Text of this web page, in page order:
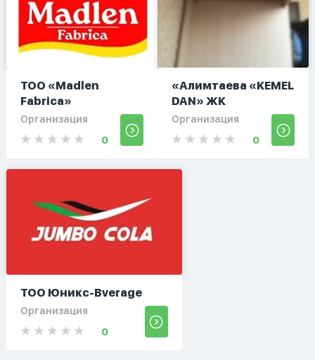
ТОО «Madlen
Fabrica»
Организация
0
«Алимтаева «KEMEL
DAN» ЖК
Организация
0
ТОО Юникс-Bverage
Организация
0